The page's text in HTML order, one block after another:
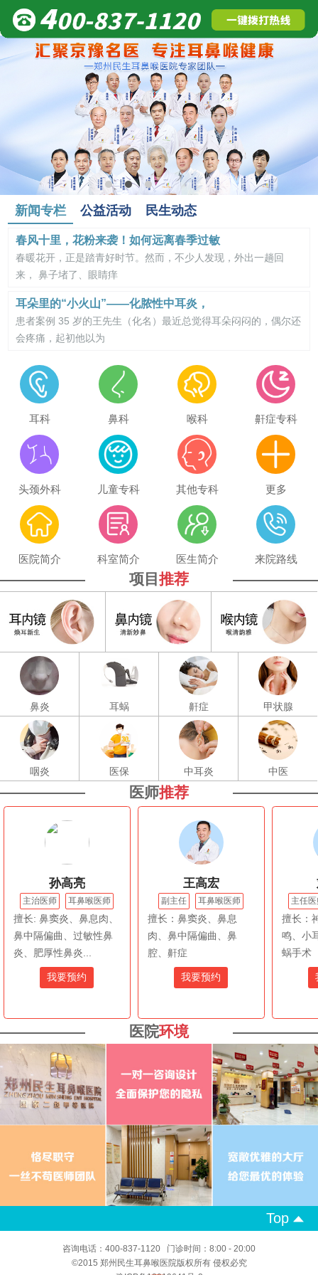
新闻专栏 公益活动 民生动态
春风十里，花粉来袭！如何远离春季过敏
春暖花开，正是踏青好时节。然而，不少人发现，外出一趟回
来， 鼻子堵了、眼睛痒
耳朵里的“小火山”——化脓性中耳炎，
患者案例 35 岁的王先生（化名）最近总觉得耳朵闷闷的，偶尔还
会疼痛，起初他以为
耳科 鼻科 喉科 鼾症专科
头颈外科 儿童专科 其他专科 更多
医院简介 科室简介 医生简介 来院路线
项目 推荐
鼻炎 耳蜗 鼾症 甲状腺
咽炎 医保 中耳炎 中医
医师推荐
孙高亮
主治医师 耳鼻喉医师
擅长: 鼻窦炎、鼻息肉、
鼻中隔偏曲、过敏性鼻
炎、肥厚性鼻炎...
我要预约
王高宏
副主任 耳鼻喉医师
擅长：鼻窦炎、鼻息
肉、鼻中隔偏曲、鼻
腔、鼾症
我要预约
主任
擅长：
鸣、小
蜗手术
医院环境
Top
咨询电话：400-837-1120 门诊时间：8:00 - 20:00
©2015 郑州民生耳鼻喉医院版权所有 侵权必究